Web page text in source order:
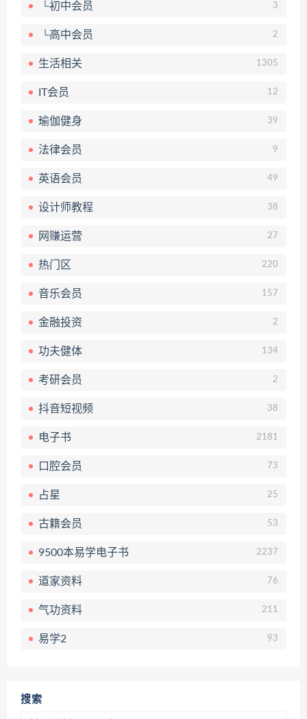
└初中会员 3
└高中会员 2
生活相关 1305
IT会员 12
瑜伽健身 39
法律会员 9
英语会员 49
设计师教程 38
网赚运营 27
热门区 220
音乐会员 157
金融投资 2
功夫健体 134
考研会员 2
抖音短视频 38
电子书 2181
口腔会员 73
占星 25
古籍会员 53
9500本易学电子书 2237
道家资料 76
气功资料 211
易学2 93
搜索